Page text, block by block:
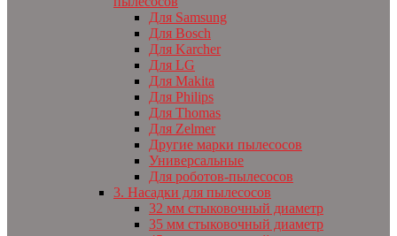
Для Samsung
Для Bosch
Для Karcher
Для LG
Для Makita
Для Philips
Для Thomas
Для Zelmer
Другие марки пылесосов
Универсальные
Для роботов-пылесосов
3. Насадки для пылесосов
32 мм стыковочный диаметр
35 мм стыковочный диаметр